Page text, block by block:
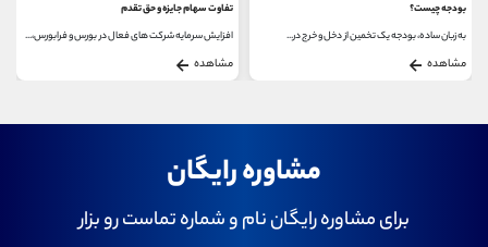
بودجه چیست؟
به زبان ساده، بودجه یک تخمین از دخل و خرج در...
مشاهده
تفاوت سهام جایزه و حق تقدم
افزایش سرمایه شرکت های فعال در بورس و فرابورس،...
مشاهده
مشاوره رایگان
برای مشاوره رایگان نام و شماره تماست رو بزار